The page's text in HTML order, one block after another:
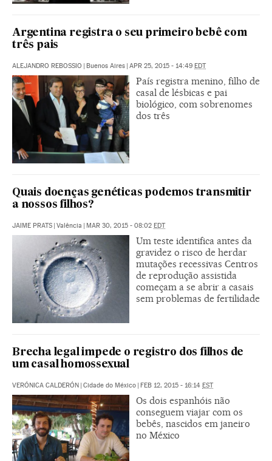
Argentina registra o seu primeiro bebê com
três pais
ALEJANDRO REBOSSIO | Buenos Aires | APR 25, 2015 - 14:49 EDT
País registra menino, filho de
casal de lésbicas e pai
biológico, com sobrenomes
dos três
Quais doenças genéticas podemos transmitir
a nossos filhos?
JAIME PRATS | Valência | MAR 30, 2015 - 08:02 EDT
Um teste identifica antes da
gravidez o risco de herdar
mutações recessivas Centros
de reprodução assistida
começam a se abrir a casais
sem problemas de fertilidade
Brecha legal impede o registro dos filhos de
um casal homossexual
VERÓNICA CALDERÓN | Cidade do México | FEB 12, 2015 - 16:14 EST
Os dois espanhóis não
conseguem viajar com os
bebês, nascidos em janeiro
no México